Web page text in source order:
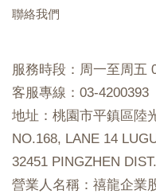
聯絡我們
服務時段：周一至周五
客服專線：03-4200393
地址：桃園市平鎮區陸
NO.168, LANE 14
32451 PINGZHEN
營業人名稱：禧龍企業